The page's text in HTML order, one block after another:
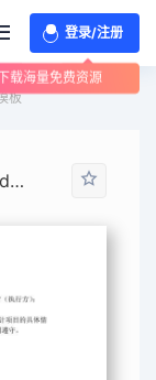
登录/注册
载海量免费资源
板
LOGO设计合同 (1)合同协议word模板